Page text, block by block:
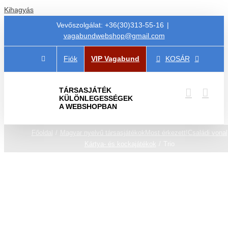
Kihagyás
Vevőszolgálat: +36(30)313-55-16 |
vagabundwebshop@gmail.com
Fiók VIP Vagabund KOSÁR
TÁRSASJÁTÉK
KÜLÖNLEGESSÉGEK
A WEBSHOPBAN
Főoldal Magyar nyelvű társasjátékok Most érkezett!
Családi vonal